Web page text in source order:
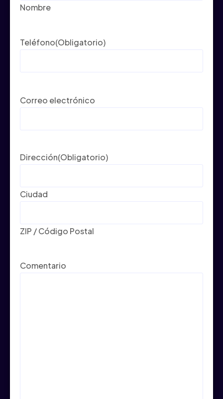
Nombre
Teléfono(Obligatorio)
Correo electrónico
Dirección(Obligatorio)
Ciudad
ZIP / Código Postal
Comentario